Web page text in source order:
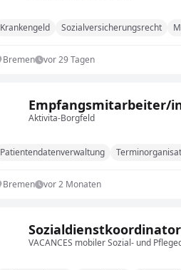
Krankengeld Sozialversicherungsrecht
Bremen vor 29 Tagen
Empfangsmitarbeiter/
Aktivita-Borgfeld
Patientendatenverwaltung
Bremen vor 2 Monaten
VACANCES mobiler Sozial- und